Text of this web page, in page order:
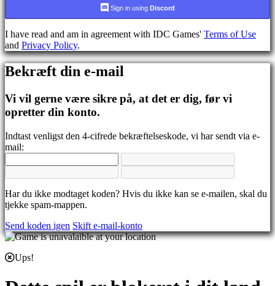
DA
EL
EN
ES
HR
IT
JA
NL
NO
RO
RU
SR
TH
TR
VI
Sign in using Discord
I have read and am in agreement with IDC Games' Terms of Use
and Privacy Policy.
Bekræft din e-mail
Vi vil gerne være sikre på, at det er dig, før vi
opretter din konto.
Indtast venligst den 4-cifrede bekræftelseskode, vi har sendt via e-
mail:
Har du ikke modtaget koden? Hvis du ikke kan se e-mailen, skal du
tjekke spam-mappen.
Send koden igen Skift e-mail-konto
Ups!